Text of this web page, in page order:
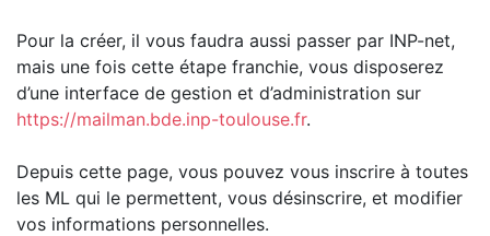
Pour la créer, il vous faudra aussi passer par INP-net,
mais une fois cette étape franchie, vous disposerez
d’une interface de gestion et d’administration sur
https://mailman.bde.inp-toulouse.fr.
Depuis cette page, vous pouvez vous inscrire à toutes
les ML qui le permettent, vous désinscrire, et modifier
vos informations personnelles.